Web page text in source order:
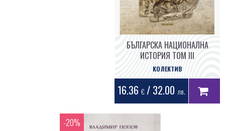
БЪЛГАРСКА НАЦИОНАЛНА
ИСТОРИЯ ТОМ III
КОЛЕКТИВ
16.36€ / 32.00лв.